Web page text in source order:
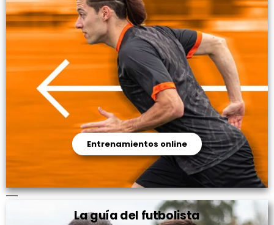
Entrenamientos online
La guía del futbolista